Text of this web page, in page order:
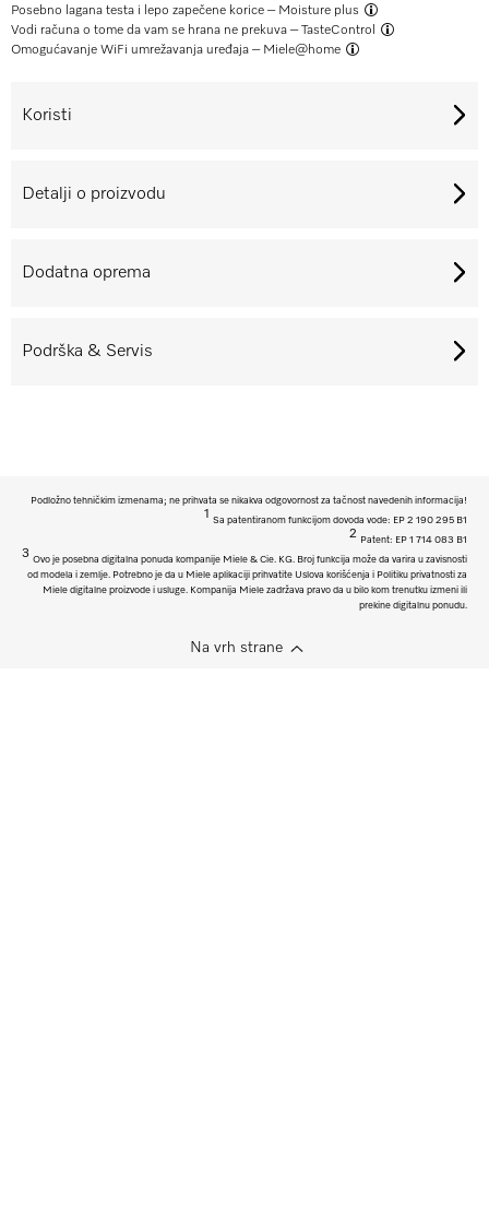
Posebno lagana testa i lepo zapečene korice – Moisture plus
Vodi računa o tome da vam se hrana ne prekuva –TasteControl
Omogućavanje WiFi umrežavanja uređaja – Miele@home
Koristi
Detalji o proizvodu
Dodatna oprema
Podrška & Servis
Podložno tehničkim izmenama; ne prihvata se nikakva odgovornost za tačnost navedenih informacija!
1
Sa patentiranom funkcijom dovoda vode: EP 2 190 295 B1
2
Patent: EP 1 714 083 B1
3
Ovo je posebna digitalna ponuda kompanije Miele & Cie. KG. Broj funkcija može da varira u zavisnosti
od modela i zemlje. Potrebno je da u Miele aplikaciji prihvatite Uslova korišćenja i Politiku privatnosti za
Miele digitalne proizvode i usluge. Kompanija Miele zadržava pravo da u bilo kom trenutku izmeni ili
prekine digitalnu ponudu.
Na vrh strane